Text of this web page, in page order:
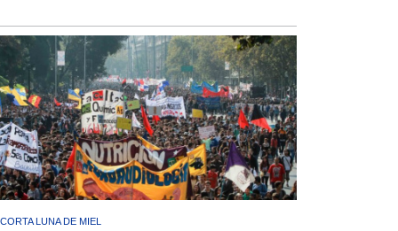
CORTA LUNA DE MIEL